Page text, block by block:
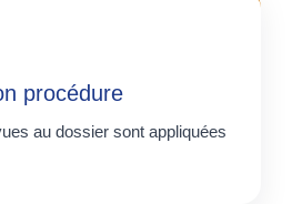
procédure
au dossier sont appliquées